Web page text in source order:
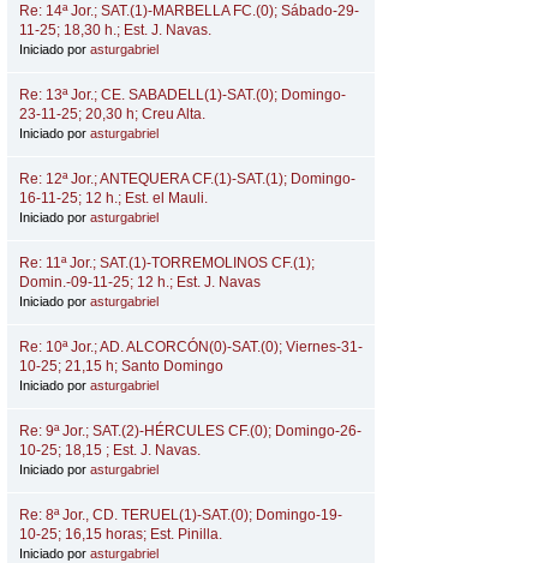
Re: 14ª Jor.; SAT.(1)-MARBELLA FC.(0); Sábado-29-
11-25; 18,30 h.; Est. J. Navas.
Iniciado por asturgabriel
Re: 13ª Jor.; CE. SABADELL(1)-SAT.(0); Domingo-
23-11-25; 20,30 h; Creu Alta.
Iniciado por asturgabriel
Re: 12ª Jor.; ANTEQUERA CF.(1)-SAT.(1); Domingo-
16-11-25; 12 h.; Est. el Mauli.
Iniciado por asturgabriel
Re: 11ª Jor.; SAT.(1)-TORREMOLINOS CF.(1);
Domin.-09-11-25; 12 h.; Est. J. Navas
Iniciado por asturgabriel
Re: 10ª Jor.; AD. ALCORCÓN(0)-SAT.(0); Viernes-31-
10-25; 21,15 h; Santo Domingo
Iniciado por asturgabriel
Re: 9ª Jor.; SAT.(2)-HÉRCULES CF.(0); Domingo-26-
10-25; 18,15 ; Est. J. Navas.
Iniciado por asturgabriel
Re: 8ª Jor., CD. TERUEL(1)-SAT.(0); Domingo-19-
10-25; 16,15 horas; Est. Pinilla.
Iniciado por asturgabriel